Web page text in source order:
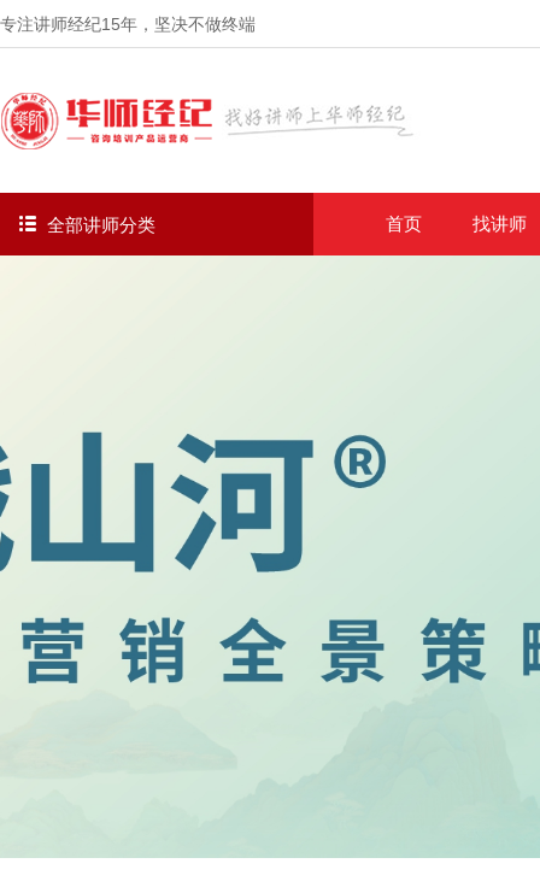
专注讲师经纪15年 ，坚决不做终端
全部讲师分类 首页 找讲师